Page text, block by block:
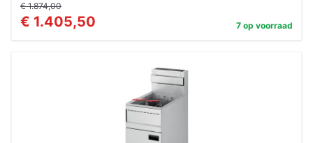
€ 1.874,00
€ 1.405,50 7 op voorraad